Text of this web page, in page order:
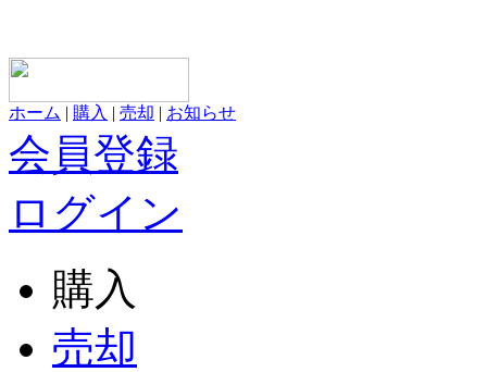
ホーム | 購入 | 売却 | お知らせ
会員登録
ログイン
購入
売却